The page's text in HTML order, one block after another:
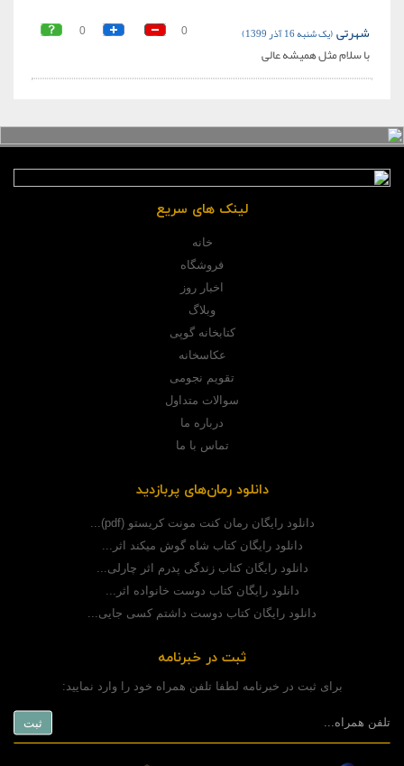
0 0 شهرتی(یک شنبه 16 آذر 1399)
با سلام مثل همیشه عالی
لینک های سریع
خانه
فروشگاه
اخبار روز
وبلاگ
کتابخانه گوپی
عکاسخانه
تقویم نجومی
سوالات متداول
درباره ما
تماس با ما
دانلود رمان‌های پربازدید
دانلود رایگان رمان کنت مونت کریستو (pdf)...
دانلود رایگان کتاب شاه گوش میکند اثر...
دانلود رایگان کتاب زندگی پدرم اثر چارلی...
دانلود رایگان کتاب دوست خانواده اثر...
دانلود رایگان کتاب دوست داشتم کسی جایی...
ثبت در خبرنامه
برای ثبت در خبرنامه لطفا تلفن همراه خود را وارد نمایید: